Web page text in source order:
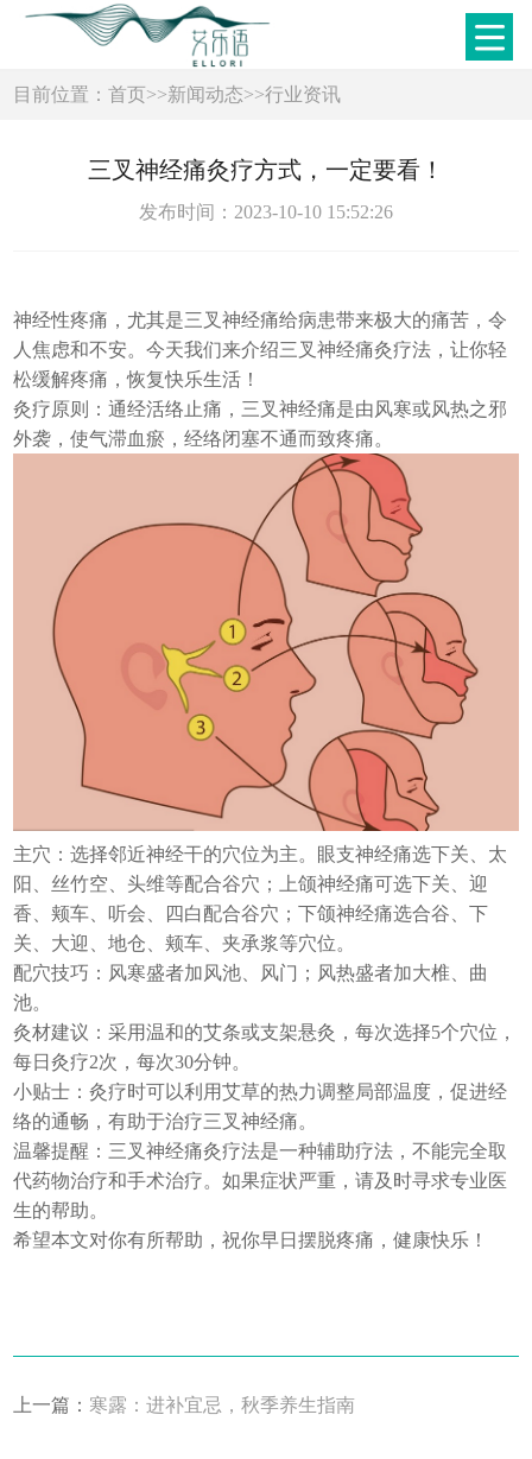
目前位置：首页>>新闻动态>>行业资讯
三叉神经痛灸疗方式，一定要看！
发布时间：2023-10-10 15:52:26
神经性疼痛，尤其是三叉神经痛给病患带来极大的痛苦，令
人焦虑和不安。今天我们来介绍三叉神经痛灸疗法，让你轻
松缓解疼痛，恢复快乐生活！
灸疗原则：通经活络止痛，三叉神经痛是由风寒或风热之邪
外袭，使气滞血瘀，经络闭塞不通而致疼痛。
主穴：选择邻近神经干的穴位为主。眼支神经痛选下关、太
阳、丝竹空、头维等配合谷穴；上颌神经痛可选下关、迎
香、颊车、听会、四白配合谷穴；下颌神经痛选合谷、下
关、大迎、地仓、颊车、夹承浆等穴位。
配穴技巧：风寒盛者加风池、风门；风热盛者加大椎、曲
池。
灸材建议：采用温和的艾条或支架悬灸，每次选择5个穴位，
每日灸疗2次，每次30分钟。
小贴士：灸疗时可以利用艾草的热力调整局部温度，促进经
络的通畅，有助于治疗三叉神经痛。
温馨提醒：三叉神经痛灸疗法是一种辅助疗法，不能完全取
代药物治疗和手术治疗。如果症状严重，请及时寻求专业医
生的帮助。
希望本文对你有所帮助，祝你早日摆脱疼痛，健康快乐！
上一篇： 寒露：进补宜忌，秋季养生指南